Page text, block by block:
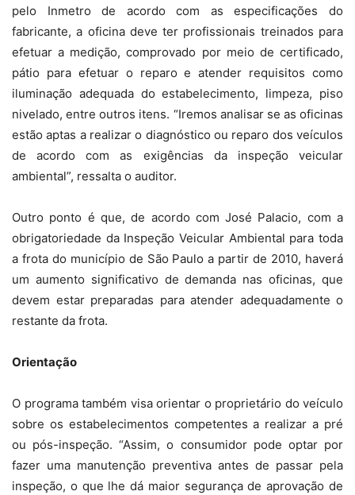
pelo Inmetro de acordo com as especificações do
fabricante, a oficina deve ter profissionais treinados para
efetuar a medição, comprovado por meio de certificado,
pátio para efetuar o reparo e atender requisitos como
iluminação adequada do estabelecimento, limpeza, piso
nivelado, entre outros itens. “Iremos analisar se as oficinas
estão aptas a realizar o diagnóstico ou reparo dos veículos
de acordo com as exigências da inspeção veicular
ambiental”, ressalta o auditor.
Outro ponto é que, de acordo com José Palacio, com a
obrigatoriedade da Inspeção Veicular Ambiental para toda
a frota do município de São Paulo a partir de 2010, haverá
um aumento significativo de demanda nas oficinas, que
devem estar preparadas para atender adequadamente o
restante da frota.
Orientação
O programa também visa orientar o proprietário do veículo
sobre os estabelecimentos competentes a realizar a pré
ou pós-inspeção. “Assim, o consumidor pode optar por
fazer uma manutenção preventiva antes de passar pela
inspeção, o que lhe dá maior segurança de aprovação de